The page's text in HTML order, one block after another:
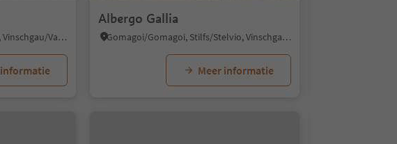
Schlinig/Slingia, Mals/Malles, Vinschgau/Val Venosta
Albergo Gallia
Gomagoi/Gomagoi, Stilfs/Stelvio, Vinschgau/Val Venosta
Meer informatie